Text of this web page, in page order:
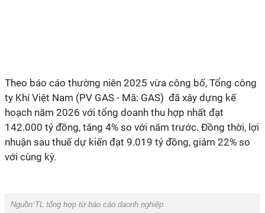
Theo báo cáo thường niên 2025 vừa công bố, Tổng công
ty Khí Việt Nam (PV GAS - Mã: GAS) đã xây dựng kế
hoạch năm 2026 với tổng doanh thu hợp nhất đạt
142.000 tỷ đồng, tăng 4% so với năm trước. Đồng thời, lợi
nhuận sau thuế dự kiến đạt 9.019 tỷ đồng, giảm 22% so
với cùng kỳ.
Nguồn:TL tổng hợp từ báo cáo daonh nghiệp